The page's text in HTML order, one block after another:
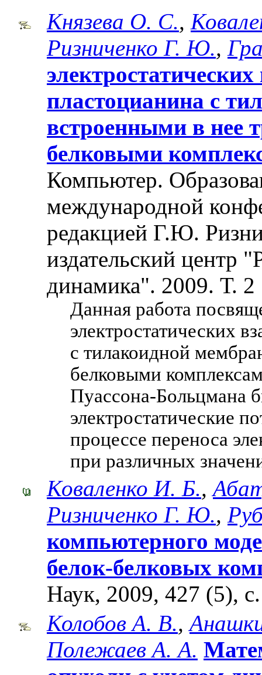
Князева О. С.,
Ризниченко Г. Ю.,
пластоцианина с
встроенными в нее
белковыми
Компьютер.
международной
редакцией Г.Ю.
издательский центр
динамика". 2009. Т. 2
Данная работа
электростатических
с тилакоидной
белковыми
Пуассона-Больцмана
электростатические
процессе переноса
при различных
Коваленко И. Б.,
Ризниченко Г. Ю.,
компьютерного
белок-белковых
Наук, 2009, 427 (5),
Колобов А. В.,
Полежаев А. А.